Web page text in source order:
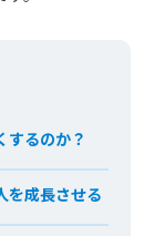
するのか？
を成長させる